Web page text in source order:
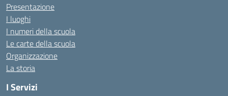
Presentazione
I luoghi
I numeri della scuola
Le carte della scuola
Organizzazione
La storia
I Servizi